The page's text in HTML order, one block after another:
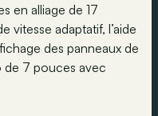
en alliage de 17
vitesse adaptatif, l’aide
des panneaux de
de 7 pouces avec